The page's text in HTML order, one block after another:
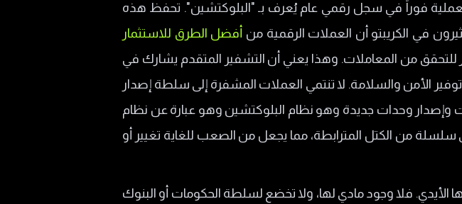
فوراً في سجل رقمي عام يُعرف بـ "البلوكتشين". تحفظ هذه
في الكريبتو أن العملات الرقمية من أفضل الطرق للاستثمار
من المعاملات. وهذا يعني أن التشفير المتقدم يشارك في
الأمن والسلامة. لا تنتمي العملات المشفرة إلى سلطة إصدار
وإصدار وحدات جديدة وهو نظام البلوكتشين وهو عبارة عن نظام
سلسلة من الكتل المترابطة، مما يجعل من الصعب للغاية تغيير أو
الأيدي. فلا وجود مادي لها، ولا تخضع لسلطة الحكومات أو البنوك